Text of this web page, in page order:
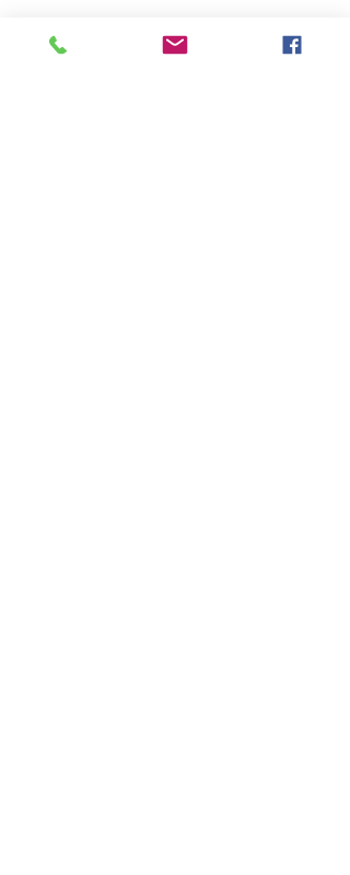
Oggi, sto cercando di pensare a
nuovi modi per cambiare